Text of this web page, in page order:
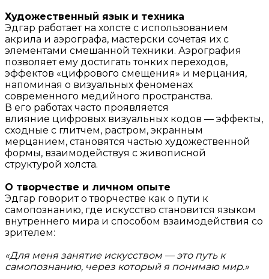
Художественный язык и техника
Эдгар работает на холсте с использованием
акрила и аэрографа, мастерски сочетая их с
элементами смешанной техники. Аэрография
позволяет ему достигать тонких переходов,
эффектов «цифрового смещения» и мерцания,
напоминая о визуальных феноменах
современного медийного пространства.
В его работах часто проявляется
влияние цифровых визуальных кодов — эффекты,
сходные с глитчем, растром, экранным
мерцанием, становятся частью художественной
формы, взаимодействуя с живописной
структурой холста.
О творчестве и личном опыте
Эдгар говорит о творчестве как о пути к
самопознанию, где искусство становится языком
внутреннего мира и способом взаимодействия со
зрителем:
«Для меня занятие искусством — это путь к
самопознанию, через который я понимаю мир.»